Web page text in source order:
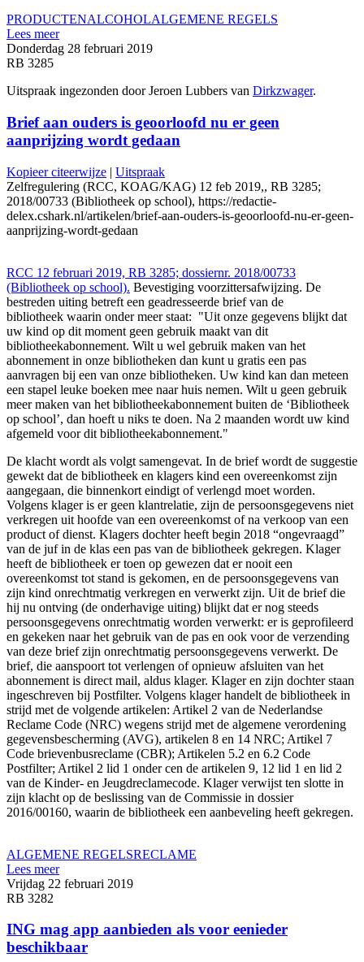
PRODUCTENALCOHOLALGEMENE REGELS
Lees meer
Donderdag 28 februari 2019
RB 3285
Uitspraak ingezonden door Jeroen Lubbers van Dirkzwager.
Brief aan ouders is geoorloofd nu er geen
aanprijzing wordt gedaan
Kopieer citeerwijze | Uitspraak
Zelfregulering (RCC, KOAG/KAG) 12 feb 2019,, RB 3285;
2018/00733 (Bibliotheek op school), https://redactie-
delex.cshark.nl/artikelen/brief-aan-ouders-is-geoorloofd-nu-er-geen-
aanprijzing-wordt-gedaan
RCC 12 februari 2019, RB 3285; dossiernr. 2018/00733
(Bibliotheek op school). Bevestiging voorzittersafwijzing. De
bestreden uiting betreft een geadresseerde brief van de
bibliotheek waarin onder meer staat: "Uit onze gegevens blijkt dat
uw kind op dit moment geen gebruik maakt van dit
bibliotheekabonnement. Wilt u wel gebruik maken van het
abonnement in onze bibliotheken dan kunt u gratis een pas
aanvragen bij een van onze bibliotheken. Uw kind kan dan meteen
een stapel leuke boeken mee naar huis nemen. Wilt u geen gebruik
meer maken van het bibliotheekabonnement buiten de ‘Bibliotheek
op school’, dan hoeft u niks te doen. Na 2 maanden wordt uw kind
afgemeld voor dit bibliotheekabonnement."
De klacht wordt als volgt samengevat. In de brief wordt de suggestie
gewekt dat de bibliotheek en klagers kind een overeenkomst zijn
aangegaan, die binnenkort eindigt of verlengd moet worden.
Volgens klager is er geen klantrelatie, zijn de persoonsgegevens niet
verkregen uit hoofde van een overeenkomst of na verkoop van een
product of dienst. Klagers dochter heeft begin 2018 “ongevraagd”
van de juf in de klas een pas van de bibliotheek gekregen. Klager
heeft de bibliotheek er toen op gewezen dat er nooit een
overeenkomst tot stand is gekomen, en de persoonsgegevens van
zijn kind onrechtmatig verkregen en verwerkt zijn. Uit de brief die
hij nu ontving (de onderhavige uiting) blijkt dat er nog steeds
persoonsgegevens onrechtmatig worden verwerkt: er is geprofileerd
en gekeken naar het gebruik van de pas en ook voor de verzending
van deze brief zijn onrechtmatig persoonsgegevens verwerkt. De
brief, die aanspoort tot verlengen of opnieuw afsluiten van het
abonnement is direct mail, aldus klager. Klager en zijn dochter staan
ingeschreven bij Postfilter. Volgens klager handelt de bibliotheek in
strijd met de volgende artikelen: Artikel 2 van de Nederlandse
Reclame Code (NRC) wegens strijd met de algemene verordening
gegevensbescherming (AVG), artikelen 8 en 14 NRC; Artikel 7
Code brievenbusreclame (CBR); Artikelen 5.2 en 6.2 Code
Postfilter; Artikel 2 lid 1 onder cen de artikelen 9, 12 lid 1 en lid 2
van de Kinder- en Jeugdreclamecode. Klager verwijst ten slotte in
zijn klacht op de beslissing van de Commissie in dossier
2016/00160, waarin de bibliotheek een aanbeveling heeft gekregen.
ALGEMENE REGELSRECLAME
Lees meer
Vrijdag 22 februari 2019
RB 3282
ING mag app aanbieden als voor eenieder
beschikbaar